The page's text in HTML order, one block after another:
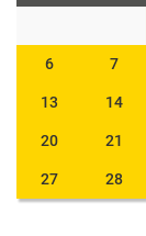
6 7
13 14
20 21
27 28